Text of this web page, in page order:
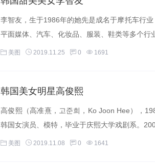
李智友，生于1986年的她先是成名于摩托车行业
平面媒体、汽车、化妆品、服装、鞋类等多个行
美图 2019.11.25 0 1691
韩国美女明星高俊熙
高俊熙（高准熹，고준희，Ko Joon Hee），
韩国女演员、模特，毕业于庆熙大学戏剧系。
美图 2019.11.08 0 1641